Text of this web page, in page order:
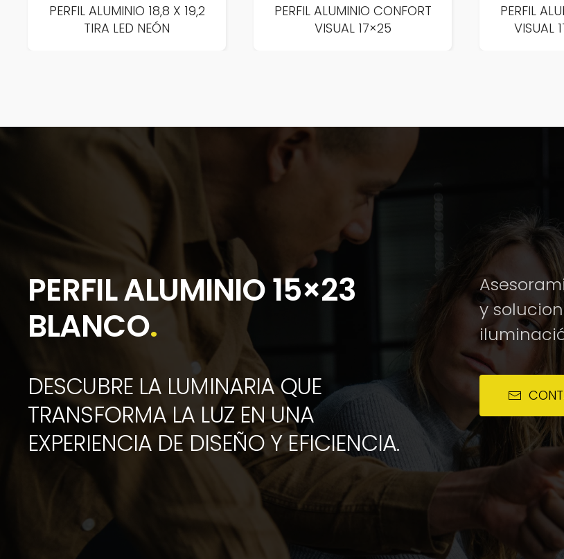
PERFIL ALUMINIO 18,8 X 19,2
TIRA LED NEÓN
PERFIL ALUMINIO CONFORT
VISUAL 17×25
PERFIL
VISUAL
PERFIL ALUMINIO 15×23
BLANCO.
DESCUBRE LA LUMINARIA QUE
TRANSFORMA LA LUZ EN UNA
EXPERIENCIA DE DISEÑO Y EFICIENCIA.
y